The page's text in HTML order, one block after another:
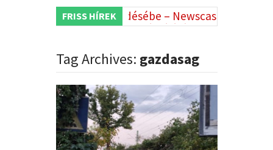
FRISS HÍREK
működésébe – Newscast •
A globális
történelmi drámájáról
•
Tag Archives: gazdasag